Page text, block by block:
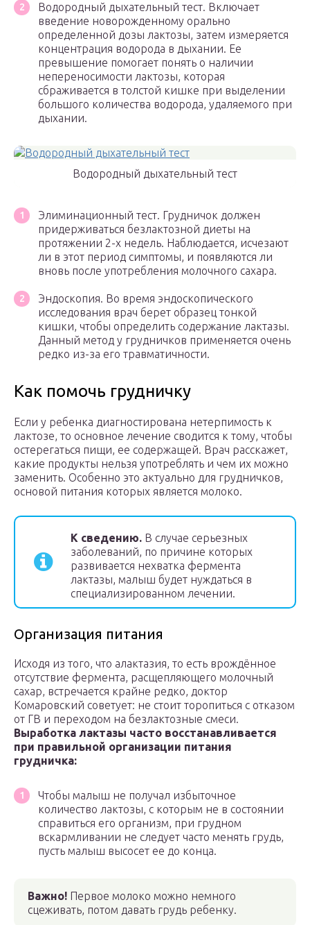
Водородный дыхательный тест. Включает
введение новорожденному орально
определенной дозы лактозы, затем измеряется
концентрация водорода в дыхании. Ее
превышение помогает понять о наличии
непереносимости лактозы, которая
сбраживается в толстой кишке при выделении
большого количества водорода, удаляемого при
дыхании.
Водородный дыхательный тест
Элиминационный тест. Грудничок должен
придерживаться безлактозной диеты на
протяжении 2-х недель. Наблюдается, исчезают
ли в этот период симптомы, и появляются ли
вновь после употребления молочного сахара.
Эндоскопия. Во время эндоскопического
исследования врач берет образец тонкой
кишки, чтобы определить содержание лактазы.
Данный метод у грудничков применяется очень
редко из-за его травматичности.
Как помочь грудничку
Если у ребенка диагностирована нетерпимость к
лактозе, то основное лечение сводится к тому, чтобы
остерегаться пищи, ее содержащей. Врач расскажет,
какие продукты нельзя употреблять и чем их можно
заменить. Особенно это актуально для грудничков,
основой питания которых является молоко.
К сведению. В случае серьезных
заболеваний, по причине которых
развивается нехватка фермента
лактазы, малыш будет нуждаться в
специализированном лечении.
Организация питания
Исходя из того, что алактазия, то есть врождённое
отсутствие фермента, расщепляющего молочный
сахар, встречается крайне редко, доктор
Комаровский советует: не стоит торопиться с отказом
от ГВ и переходом на безлактозные смеси.
Выработка лактазы часто восстанавливается
при правильной организации питания
грудничка:
Чтобы малыш не получал избыточное
количество лактозы, с которым не в состоянии
справиться его организм, при грудном
вскармливании не следует часто менять грудь,
пусть малыш высосет ее до конца.
Важно! Первое молоко можно немного
сцеживать, потом давать грудь ребенку.